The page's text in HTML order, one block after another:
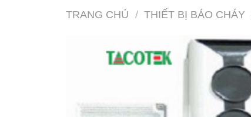
TRANG CHỦ / THIẾT BỊ BÁO CHÁY